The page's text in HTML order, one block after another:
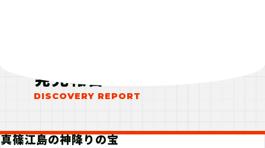
発見報告
真篠江島の神降りの宝